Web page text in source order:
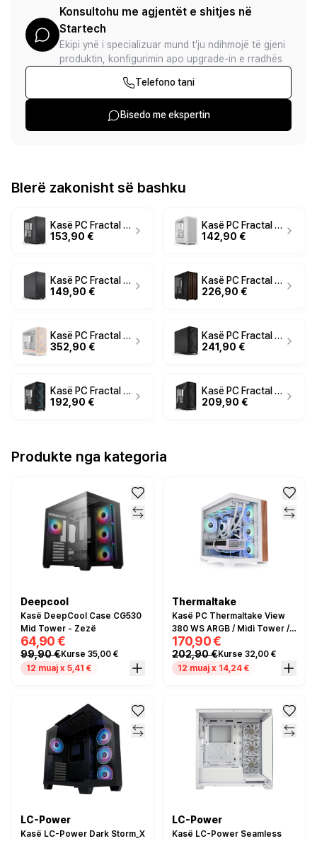
Konsultohu me agjentët e shitjes në
Startech
Ekipi ynë i specializuar mund t'ju ndihmojë të gjeni
produktin, konfigurimin apo upgrade-in e rradhës
Telefono tani
Bisedo me ekspertin
Blerë zakonisht së bashku
Kasë PC Fractal Design Epoch Black TG Light Tint / Midi Tower / 3x 120mm Fan / ATX / SSD 2.5" - Zezë
153,90 €
Kasë PC Fractal Design Epoch White TG Clear Tint / Midi Tower / 3x 120mm Fan / ATX / SSD 2.5" - Bardhë
142,90 €
Kasë PC Fractal Design Epoch Black Solid / Midi Tower / 3x 120mm Fan / ATX / SSD 2.5" - Zezë
149,90 €
Kasë PC Fractal Design North XL / Desktop / ATX / 3x 140mm Fan - Zezë
226,90 €
Kasë PC Fractal Design Meshify 3 XL Ambience Pro RGB / EATX / ATX / 3x 140mm RGB Fan / Tempered Glass - Bardhë
352,90 €
Kasë PC Fractal Design Meshify 3 XL Black Solid / EATX / ATX / 3x 140mm Fan - Zezë
241,90 €
Kasë PC Fractal Design Meshify 3 Black RGB TG Light Tint / EATX / ATX / 3x 140mm RGB Fan / Tempered Glass - Zezë
192,90 €
Kasë PC Fractal Design Meshify 3 Black TG Light Tint / EATX / ATX / 3x 140mm Fan / Tempered Glass - Zezë
209,90 €
Produkte nga kategoria
Deepcool
Kasë DeepCool Case CG530
Mid Tower - Zezë
64,90 €
99,90 €Kurse 35,00 €
12 muaj x 5,41 €
Thermaltake
Kasë PC Thermaltake View
380 WS ARGB / Midi Tower /
ATX / 4x 120mm ARGB Fan /
Tempered Glass - Bardhë
170,90 €
202,90 €Kurse 32,00 €
12 muaj x 14,24 €
LC-Power
Kasë LC-Power Dark Storm_X
LC-Power
Kasë LC-Power Seamless